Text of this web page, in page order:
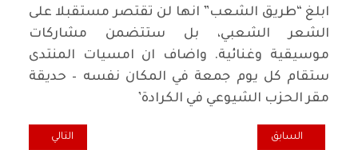
ابلغ “طريق الشعب” انها لن تقتصر مستقبلا على
الشعر الشعبي، بل ستتضمن مشاركات
موسيقية وغنائية. واضاف ان امسيات المنتدى
ستقام كل يوم جمعة في المكان نفسه – حديقة
مقر الحزب الشيوعي في الكرادة’
المقال السابق: صدور كتاب باللغة الكردية للكاتب يوسف ابو الفوز
السابق المقال التالي:
التالي